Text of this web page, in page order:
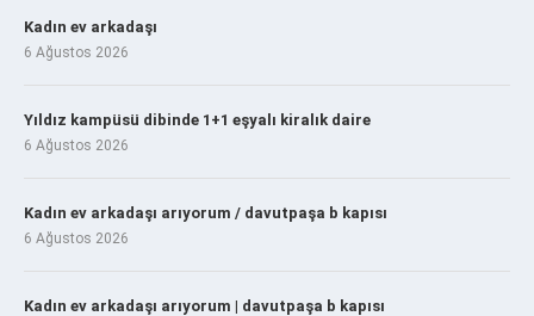
Kadın ev arkadaşı
6 Ağustos 2026
Yıldız kampüsü dibinde 1+1 eşyalı kiralık daire
6 Ağustos 2026
Kadın ev arkadaşı arıyorum / davutpaşa b kapısı
6 Ağustos 2026
Kadın ev arkadaşı arıyorum | davutpaşa b kapısı